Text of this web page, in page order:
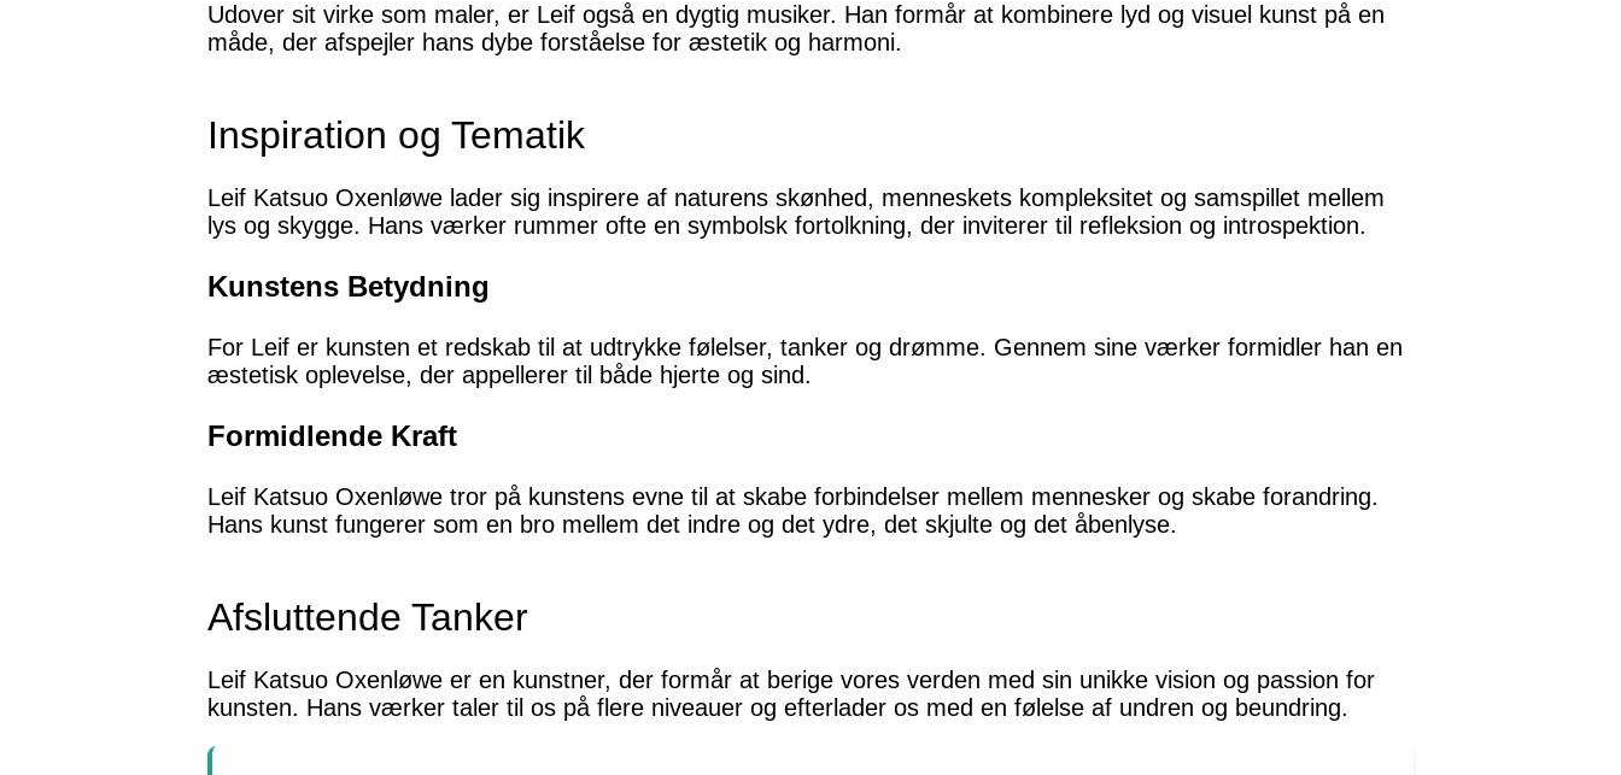
Udover sit virke som maler, er Leif også en dygtig musiker. Han formår at kombinere lyd og visuel kunst på en
måde, der afspejler hans dybe forståelse for æstetik og harmoni.
Inspiration og Tematik
Leif Katsuo Oxenløwe lader sig inspirere af naturens skønhed, menneskets kompleksitet og samspillet mellem
lys og skygge. Hans værker rummer ofte en symbolsk fortolkning, der inviterer til refleksion og introspektion.
Kunstens Betydning
For Leif er kunsten et redskab til at udtrykke følelser, tanker og drømme. Gennem sine værker formidler han en
æstetisk oplevelse, der appellerer til både hjerte og sind.
Formidlende Kraft
Leif Katsuo Oxenløwe tror på kunstens evne til at skabe forbindelser mellem mennesker og skabe forandring.
Hans kunst fungerer som en bro mellem det indre og det ydre, det skjulte og det åbenlyse.
Afsluttende Tanker
Leif Katsuo Oxenløwe er en kunstner, der formår at berige vores verden med sin unikke vision og passion for
kunsten. Hans værker taler til os på flere niveauer og efterlader os med en følelse af undren og beundring.